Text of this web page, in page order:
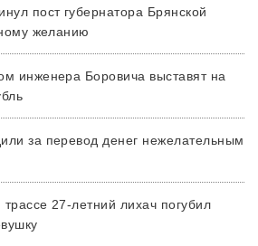
пост губернатора Брянской
желанию
инженера Боровича выставят на
за перевод денег нежелательным
27-летний лихач погубил